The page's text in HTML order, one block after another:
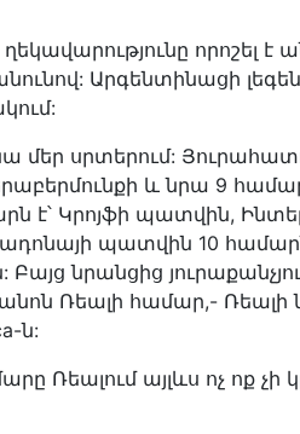
որոշել
Արգենտինացի
մեր սրտերում:
և նրա 9
է՝ Կրոյֆի պատվին,
պատվին 10 համարն
նրանցից
Ռեալի համար,-
ն:
Ռեալում այլևս ոչ ոք չի